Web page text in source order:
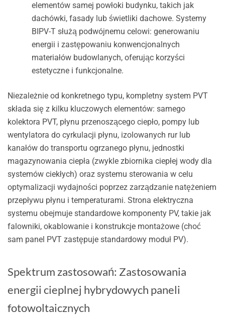
elementów samej powłoki budynku, takich jak
dachówki, fasady lub świetliki dachowe. Systemy
BIPV-T służą podwójnemu celowi: generowaniu
energii i zastępowaniu konwencjonalnych
materiałów budowlanych, oferując korzyści
estetyczne i funkcjonalne.
Niezależnie od konkretnego typu, kompletny system PVT
składa się z kilku kluczowych elementów: samego
kolektora PVT, płynu przenoszącego ciepło, pompy lub
wentylatora do cyrkulacji płynu, izolowanych rur lub
kanałów do transportu ogrzanego płynu, jednostki
magazynowania ciepła (zwykle zbiornika ciepłej wody dla
systemów ciekłych) oraz systemu sterowania w celu
optymalizacji wydajności poprzez zarządzanie natężeniem
przepływu płynu i temperaturami. Strona elektryczna
systemu obejmuje standardowe komponenty PV, takie jak
falowniki, okablowanie i konstrukcje montażowe (choć
sam panel PVT zastępuje standardowy moduł PV).
Spektrum zastosowań: Zastosowania
energii cieplnej hybrydowych paneli
fotowoltaicznych